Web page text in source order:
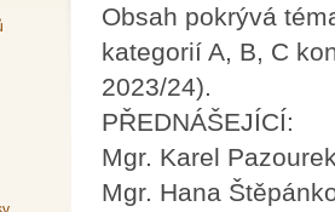
Obsah pokrývá
kategorií A, B, C
2023/24).
PŘEDNÁŠEJÍCÍ:
Mgr. Karel
Mgr. Hana